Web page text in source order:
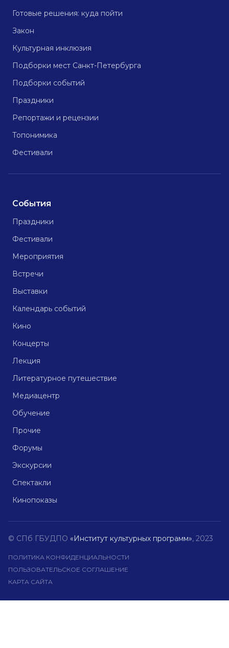
Готовые решения: куда пойти
Закон
Культурная инклюзия
Подборки мест Санкт-Петербурга
Подборки событий
Праздники
Репортажи и рецензии
Топонимика
Фестивали
События
Праздники
Фестивали
Мероприятия
Встречи
Выставки
Календарь событий
Кино
Концерты
Лекция
Литературное путешествие
Медиацентр
Обучение
Прочие
Форумы
Экскурсии
Спектакли
Кинопоказы
© СПб ГБУДПО «Институт культурных программ», 2023
ПОЛИТИКА КОНФИДЕНЦИАЛЬНОСТИ
ПОЛЬЗОВАТЕЛЬСКОЕ СОГЛАШЕНИЕ
КАРТА САЙТА